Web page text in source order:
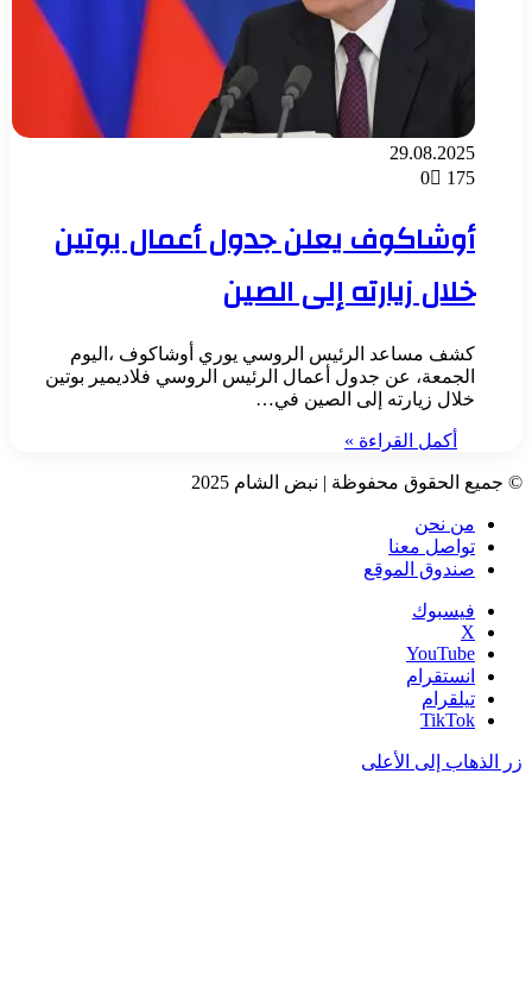
29.08.2025
0
175
أوشاكوف يعلن جدول أعمال بوتين
خلال زيارته إلى الصين
كشف مساعد الرئيس الروسي يوري أوشاكوف ،اليوم
الجمعة، عن جدول أعمال الرئيس الروسي فلاديمير بوتين
خلال زيارته إلى الصين في…
أكمل القراءة »
© جميع الحقوق محفوظة | نبض الشام 2025
من نحن
تواصل معنا
صندوق الموقع
فيسبوك
‫X
‫YouTube
انستقرام
تيلقرام
‫TikTok
زر الذهاب إلى الأعلى